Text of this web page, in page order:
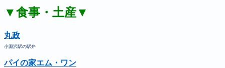
▼食事・土産▼
丸政
小淵沢駅の駅弁
パイの家エム・ワン